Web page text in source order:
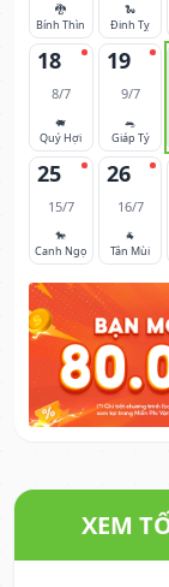
🐉
Bính Thìn
🐍
Đinh Tỵ
18
8/7
🐖
Quý Hợi
19
9/7
🐀
Giáp Tý
25
15/7
🐎
Canh Ngọ
26
16/7
🐐
Tân Mùi
XEM